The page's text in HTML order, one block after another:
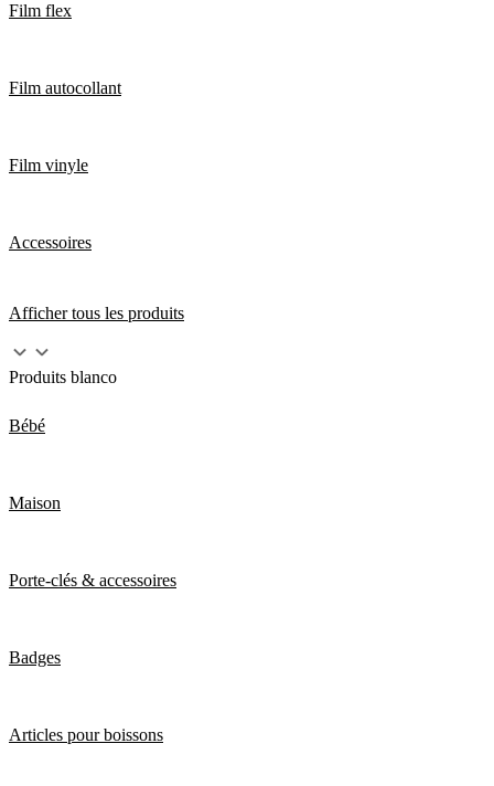
Film flex
Film autocollant
Film vinyle
Accessoires
Afficher tous les produits
Produits blanco
Bébé
Maison
Porte-clés & accessoires
Badges
Articles pour boissons